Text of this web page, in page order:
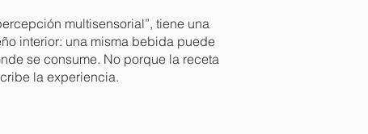
multisensorial”, tiene una
interior: una misma bebida puede
se consume. No porque la receta
la experiencia.